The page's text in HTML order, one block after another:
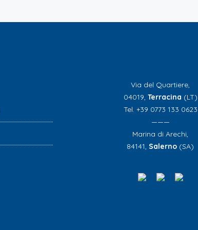
Via del Quartiere,
04019, Terracina (LT)
Tel. +39 0773 133 0623
———
Marina di Arechi,
84141,Salerno (SA)